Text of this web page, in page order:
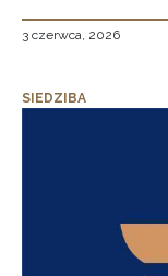
3 czerwca, 2026
SIEDZIBA